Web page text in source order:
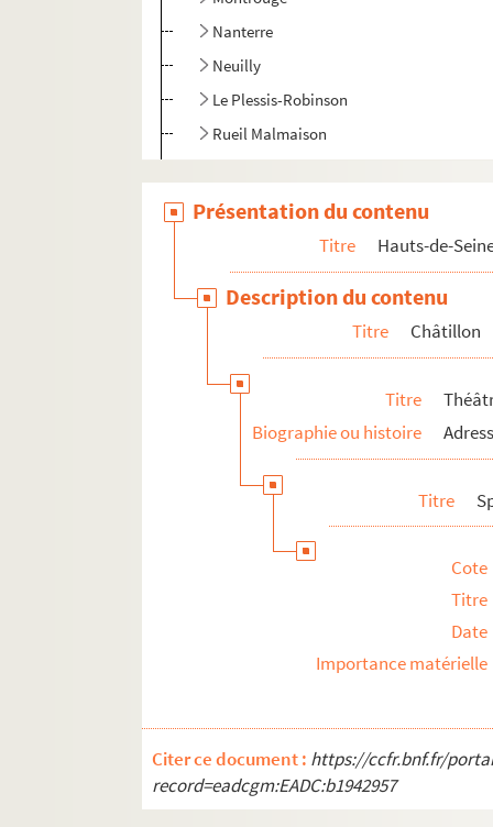
Nanterre
Neuilly
Le Plessis-Robinson
Rueil Malmaison
Sèvres
Vanves
Seine-Saint-Denis
Val-d'Oise
Présentation du contenu
Titre Hauts-de-
Description du contenu
Titre Châtillon
Titre
Biographie ou histoire
Titre
Cote
Titre
Date
Importance matérielle
Citer ce document : https://ccfr.bnf.fr/
record=eadcgm:EADC:b1942957